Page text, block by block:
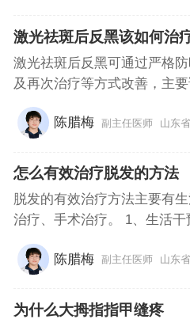
激光祛斑后反黑该如何治
激光祛斑后反黑可通过严格
及再次治疗等方式改善，主
陈腊梅 副主任医师 山东
怎么有效治疗脱发的方法
脱发的有效治疗方法主要有
治疗、手术治疗。 1、生活
陈腊梅 副主任医师 山东
为什么大拇指指甲缝疼